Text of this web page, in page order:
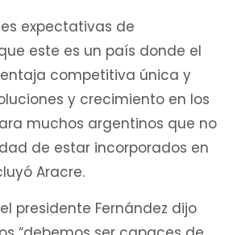
expectativas de
este es un país donde el
competitiva única y
y crecimiento en los
muchos argentinos que no
de estar incorporados en
Aracre.
presidente Fernández dijo